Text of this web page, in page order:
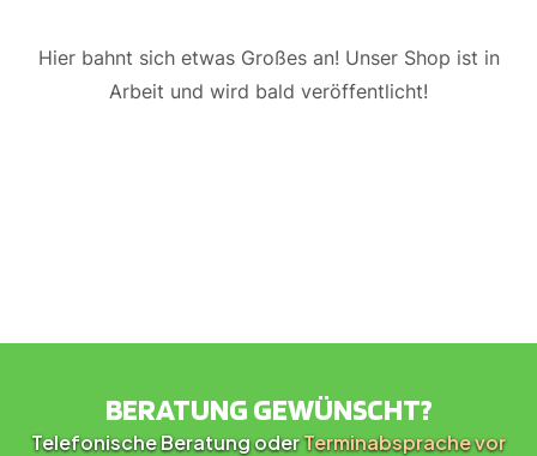
Hier bahnt sich etwas Großes an! Unser Shop ist in
Arbeit und wird bald veröffentlicht!
BERATUNG GEWÜNSCHT?
Telefonische Beratung oderTerminabsprache vor